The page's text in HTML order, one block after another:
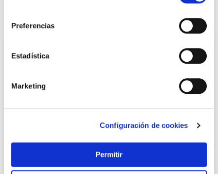
Preferencias
Estadística
Marketing
Configuración de cookies
Permitir
Pantalon ignifugo algodon tratado talla l velilla
Velilla